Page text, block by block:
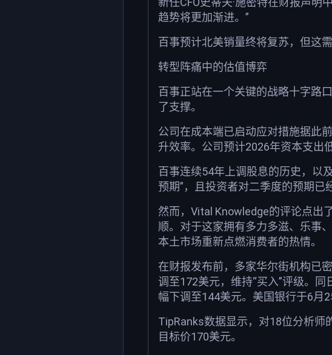
趋势将更加渐进。”
百事预计北美销量终将复苏，但这
转型阵痛中的估值博弈
百事正站在一个关键的战略十字路
了支撑。
公司在成本端已启动应对措施据此
升效率。公司预计2026年资本支出
百事连续54年上调股息的历史，以
预期”，且投资者对二季度的预期已
然而，Vital Knowledge的评论点出
顺。对于这家拥有多力多滋、乐事
本土市场重新点燃消费者的热情。
在财报发布前，多家华尔街机构已
调至172美元，维持“买入”评级。
幅下调至144美元。美国银行于6月
TipRanks数据显示，对18位分析师
目标价170美元。